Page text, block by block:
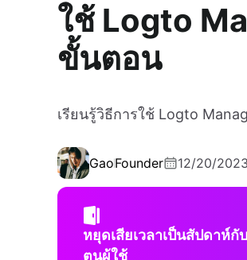
ใช้ Logto
ขั้นตอน
เรียนรู้วิธีการใช้ Logto
GaoFounder 12/20/2023
หยุดเสียเวลาเป็นสัปดาห์
ตนผู้ใช้